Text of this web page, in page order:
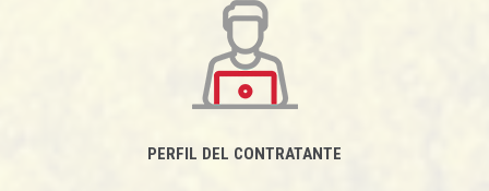
PERFIL DEL CONTRATANTE